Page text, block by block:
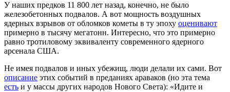
У наших предков 11 800 лет назад, конечно, не было
железобетонных подвалов. А вот мощность воздушных
ядерных взрывов от обломков кометы в ту эпоху оценивают
примерно в тысячу мегатонн. Интересно, что это примерно
равно тротиловому эквиваленту современного ядерного
арсенала США.
Не имея подвалов и иных убежищ, люди делали их сами. Вот
описание этих событий в преданиях араваков (но эта тема
есть и у массы других народов Нового Света): «Идите и